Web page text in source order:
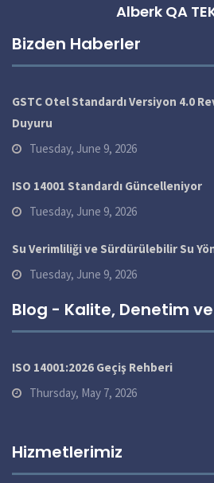
Alberk QA
Bizden Haberler
GSTC Otel Standardı Versiyon 4.0
Duyuru
Tuesday, June 9, 2026
ISO 14001 Standardı Güncelleniyor
Tuesday, June 9, 2026
Su Verimliliği ve Sürdürülebilir Su
Tuesday, June 9, 2026
Blog - Kalite, Denetim
ISO 14001:2026 Geçiş Rehberi
Thursday, May 7, 2026
Hizmetlerimiz